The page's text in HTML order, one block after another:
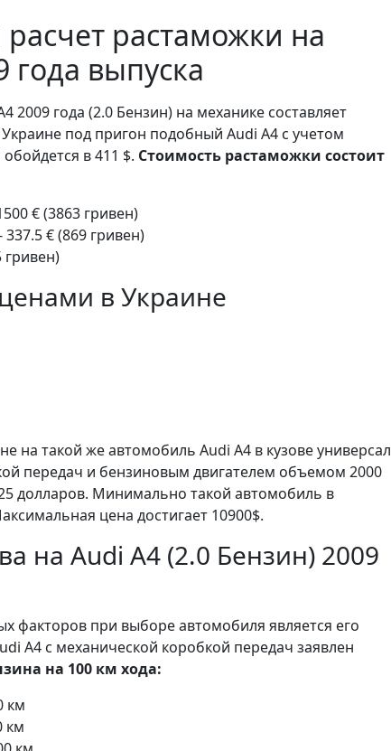
растаможки на
года выпуска
2009 года (2.0 Бензин) на механике составляет
под пригон подобный Audi A4 с учетом
в 411 $. Стоимость растаможки состоит
€ (3863 гривен)
€ (869 гривен)
гривен)
в Украине
на такой же автомобиль Audi A4 в кузове универсал
передач и бензиновым двигателем объемом 2000
долларов. Минимально такой автомобиль в
цена достигает 10900$.
на Audi A4 (2.0 Бензин) 2009
факторов при выборе автомобиля является его
A4 с механической коробкой передач заявлен
на 100 км хода:
км
км